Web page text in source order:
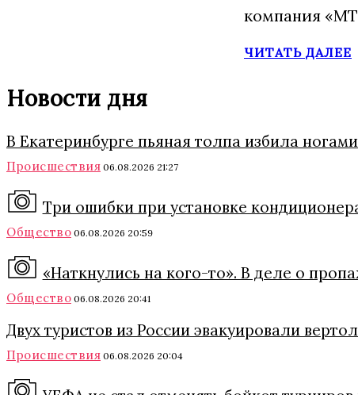
компания
ЧИТАТЬ ДАЛЕЕ
Новости дня
В Екатеринбурге пьяная толпа избила
Происшествия 06.08.2026 21:27
Три ошибки при установке
Общество 06.08.2026 20:59
«Наткнулись на кого-то». В деле о
Общество 06.08.2026 20:41
Двух туристов из России эвакуировали
Происшествия 06.08.2026 20:04